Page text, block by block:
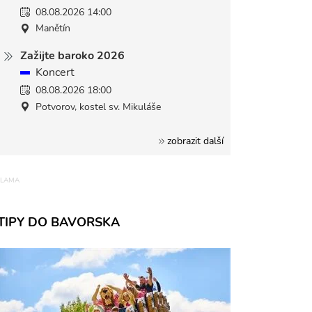
08.08.2026 14:00
Manětín
Zažijte baroko 2026
Koncert
08.08.2026 18:00
Potvorov, kostel sv. Mikuláše
zobrazit další
DO BAVORSKA